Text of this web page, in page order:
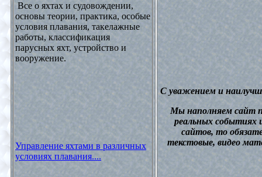
Все о яхтах и судовождении,
основы теории, практика, особые
условия плавания, такелажные
работы, классификация
парусных яхт, устройство и
вооружение.
Управление яхтами в различных
условиях плавания....
С уважением и
Мы наполняем сайт
реальных событиях
сайтов, то
текстовые, видео